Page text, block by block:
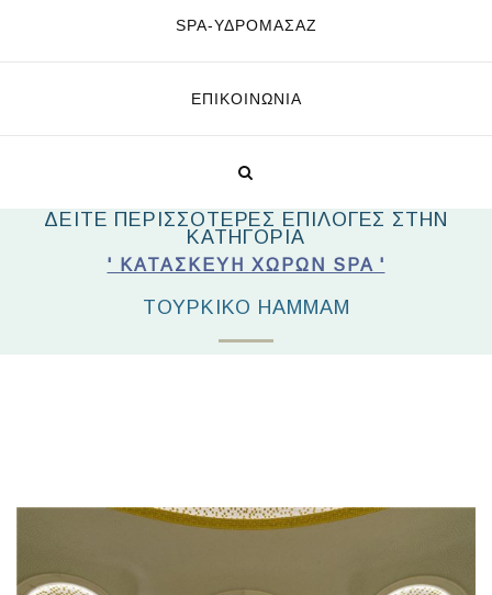
SPA-ΥΔΡΟΜΑΣΆΖ
ΕΠΙΚΟΙΝΩΝΊΑ
ΔΕΙΤΕ ΠΕΡΙΣΣΟΤΕΡΕΣ ΕΠΙΛΟΓΕΣ ΣΤΗΝ
ΚΑΤΗΓΟΡΙΑ
' ΚΑΤΑΣΚΕΥΉ ΧΏΡΩΝ SPA '
ΤΟΥΡΚΙΚΌ HAMMAM